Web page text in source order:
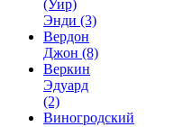
(Уир)
Энди (3)
Вердон
Джон (8)
Веркин
Эдуард
(2)
Виногродский